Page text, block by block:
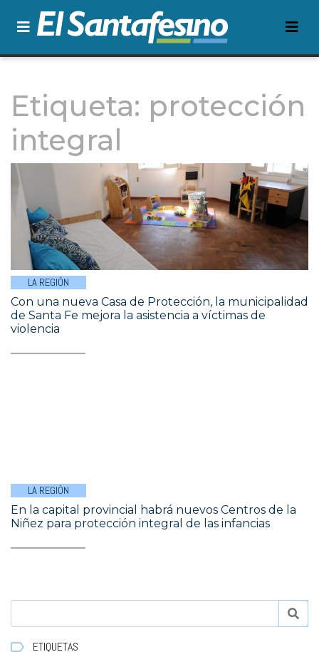
Etiqueta: protección
integral
LA REGIÓN
Con una nueva Casa de Protección, la municipalidad
de Santa Fe mejora la asistencia a víctimas de
violencia
LA REGIÓN
En la capital provincial habrá nuevos Centros de la
Niñez para protección integral de las infancias
ETIQUETAS